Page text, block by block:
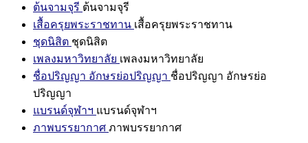
ต้นจามจุรี ต้นจามจุรี
เสื้อครุยพระราชทาน เสื้อครุยพระราชทาน
ชุดนิสิต ชุดนิสิต
เพลงมหาวิทยาลัย เพลงมหาวิทยาลัย
ชื่อปริญญา อักษรย่อปริญญา ชื่อปริญญา อักษรย่อ
ปริญญา
แบรนด์จุฬาฯ แบรนด์จุฬาฯ
ภาพบรรยากาศ ภาพบรรยากาศ